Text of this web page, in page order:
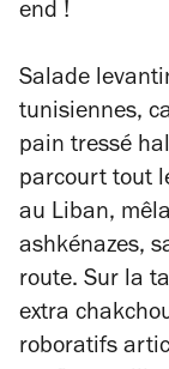
end !
Salade
tunisiennes,
pain tressé
parcourt tout
au Liban,
ashkénazes,
route. Sur la
extra
roboratifs